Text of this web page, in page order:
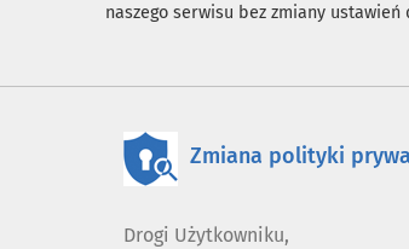
naszego serwisu bez zmiany
Zmiana polityki
Drogi Użytkowniku,